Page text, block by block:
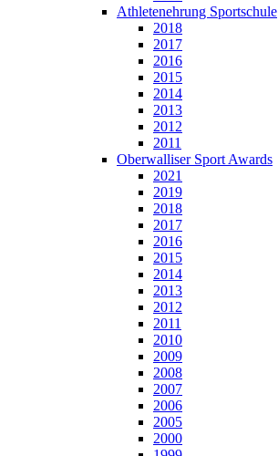
Athletenehrung Sportschule
2018
2017
2016
2015
2014
2013
2012
2011
Oberwalliser Sport Awards
2021
2019
2018
2017
2016
2015
2014
2013
2012
2011
2010
2009
2008
2007
2006
2005
2000